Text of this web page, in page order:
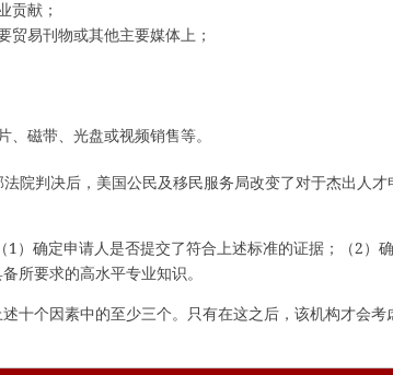
贡献；
贸易刊物或其他主要媒体上；
磁带、光盘或视频销售等。
院判决后，美国公民及移民服务局改变了对于杰出人才
）确定申请人是否提交了符合上述标准的证据；（2）
所要求的高水平专业知识。
十个因素中的至少三个。只有在这之后，该机构才会考